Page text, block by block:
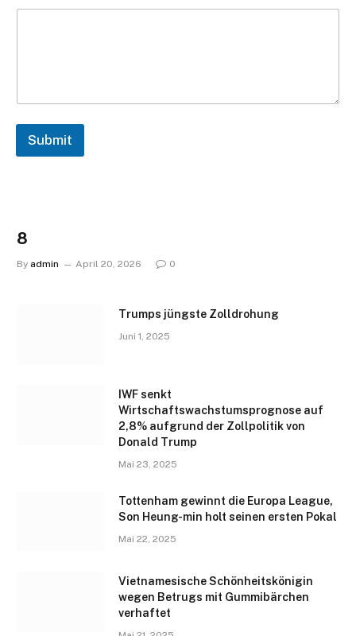
Submit
8
By admin April 20, 2026 0
Trumps jüngste Zolldrohung
Juni 1, 2025
IWF senkt
Wirtschaftswachstumsprognose auf
2,8% aufgrund der Zollpolitik von
Donald Trump
Mai 23, 2025
Tottenham gewinnt die Europa League,
Son Heung-min holt seinen ersten Pokal
Mai 22, 2025
Vietnamesische Schönheitskönigin
wegen Betrugs mit Gummibärchen
verhaftet